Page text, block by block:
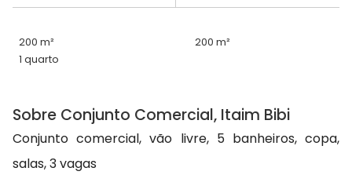
200 m²
200 m²
1 quarto
Sobre Conjunto Comercial, Itaim Bibi
Conjunto comercial, vão livre, 5 banheiros, copa,
salas, 3 vagas